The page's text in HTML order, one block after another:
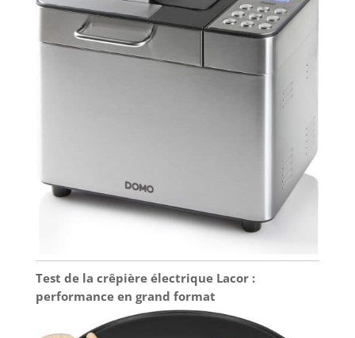
Test de la crêpière électrique Lacor :
performance en grand format